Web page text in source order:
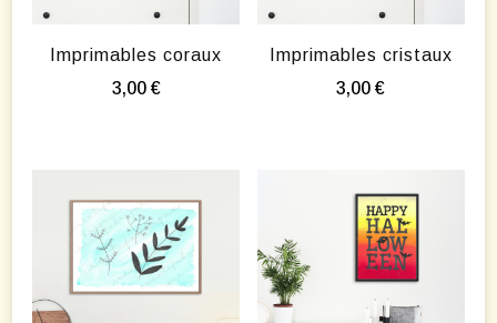
Imprimables coraux
3,00 €
Imprimables cristaux
3,00€